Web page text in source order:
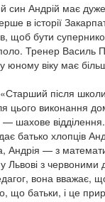
син Андрій має
в історії
щоб бути
Тренер Василь
віку має
«Старший після
цього виконання
відділення.
батько хлопців
— з
у Львові з
вона вважає,
що батьки, і це